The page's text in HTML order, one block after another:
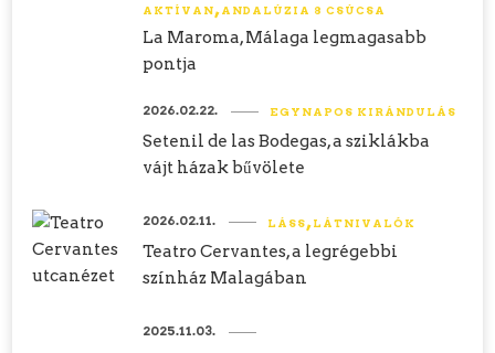
AKTÍVAN ANDALÚZIA 8 CSÚCSA
La Maroma, Málaga legmagasabb
pontja
EGYNAPOS KIRÁNDULÁS
Setenil de las Bodegas, a sziklákba
vájt házak bűvölete
2026.02.22.
LÁSS LÁTNIVALÓK
Teatro Cervantes, a legrégebbi
színház Malagában
2026.02.11.
2025.11.03.